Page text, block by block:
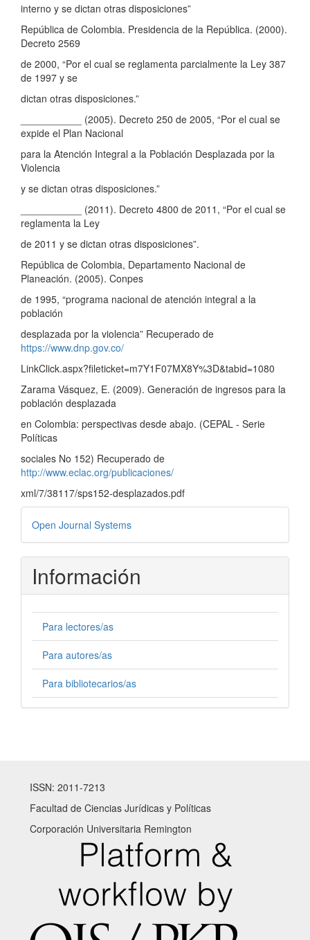
interno y se dictan otras disposiciones”
República de Colombia. Presidencia de la República. (2000).
Decreto 2569
de 2000, “Por el cual se reglamenta parcialmente la Ley 387
de 1997 y se
dictan otras disposiciones.”
___________ (2005). Decreto 250 de 2005, “Por el cual se
expide el Plan Nacional
para la Atención Integral a la Población Desplazada por la
Violencia
y se dictan otras disposiciones.”
___________ (2011). Decreto 4800 de 2011, “Por el cual se
reglamenta la Ley
de 2011 y se dictan otras disposiciones”.
República de Colombia, Departamento Nacional de
Planeación. (2005). Conpes
de 1995, “programa nacional de atención integral a la
población
desplazada por la violencia” Recuperado de
https://www.dnp.gov.co/
LinkClick.aspx?fileticket=m7Y1F07MX8Y%3D&tabid=1080
Zarama Vásquez, E. (2009). Generación de ingresos para la
población desplazada
en Colombia: perspectivas desde abajo. (CEPAL - Serie
Políticas
sociales No 152) Recuperado de
http://www.eclac.org/publicaciones/
xml/7/38117/sps152-desplazados.pdf
Desarrollado
por
Open Journal Systems
Información
Para lectores/as
Para autores/as
Para bibliotecarios/as
ISSN: 2011-7213
Facultad de Ciencias Jurídicas y Políticas
Corporación Universitaria Remington